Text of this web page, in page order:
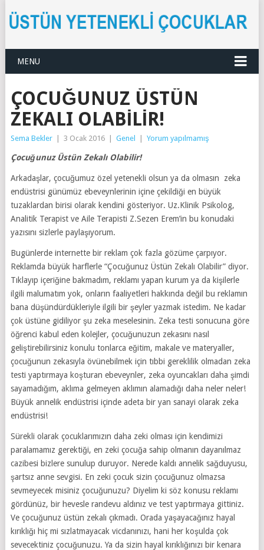
MENU
ÇOCUĞUNUZ ÜSTÜN
ZEKALI OLABILIR!
Sema Bekler 3 Ocak 2016 Genel Yorum yapılmamış
Çocuğunuz Üstün Zekalı Olabilir!
Arkadaşlar, çocuğumuz özel yetenekli olsun ya da olmasın zeka
endüstrisi günümüz ebeveynlerinin içine çekildiği en büyük
tuzaklardan birisi olarak kendini gösteriyor. Uz.Klinik Psikolog,
Analitik Terapist ve Aile Terapisti Z.Sezen Erem’in bu konudaki
yazısını sizlerle paylaşıyorum.
Bugünlerde internette bir reklam çok fazla gözüme çarpıyor.
Reklamda büyük harflerle “Çocuğunuz Üstün Zekalı Olabilir” diyor.
Tıklayıp içeriğine bakmadım, reklamı yapan kurum ya da kişilerle
ilgili malumatım yok, onların faaliyetleri hakkında değil bu reklamın
bana düşündürdükleriyle ilgili bir şeyler yazmak istedim. Ne kadar
çok üstüne gidiliyor şu zeka meselesinin. Zeka testi sonucuna göre
öğrenci kabul eden kolejler, çocuğunuzun zekasını nasıl
geliştirebilirsiniz konulu tonlarca eğitim, makale ve materyaller,
çocuğunun zekasıyla övünebilmek için tıbbi gereklilik olmadan zeka
testi yaptırmaya koşturan ebeveynler, zeka oyuncakları daha şimdi
sayamadığım, aklıma gelmeyen aklımın alamadığı daha neler neler!
Büyük annelik endüstrisi içinde adeta bir yan sanayi olarak zeka
endüstrisi!
Sürekli olarak çocuklarımızın daha zeki olması için kendimizi
paralamamız gerektiği, en zeki çocuğa sahip olmanın dayanılmaz
cazibesi bizlere sunulup duruyor. Nerede kaldı annelik sağduyusu,
şartsız anne sevgisi. En zeki çocuk sizin çocuğunuz olmazsa
sevmeyecek misiniz çocuğunuzu? Diyelim ki söz konusu reklamı
gördünüz, bir hevesle randevu aldınız ve test yaptırmaya gittiniz.
Ve çocuğunuz üstün zekalı çıkmadı. Orada yaşayacağınız hayal
kırıklığı hiç mi sızlatmayacak vicdanınızı, hani her koşulda çok
sevecektiniz çocuğunuzu. Ya da sizin hayal kırıklığınızı bir kenara